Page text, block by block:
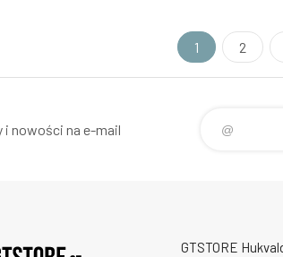
1 2
i nowości na e-mail
GTSTORE